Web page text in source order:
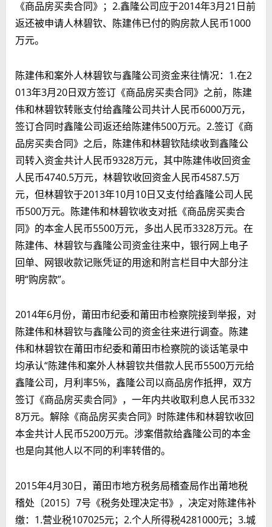
《商品房买卖合同》；2.鑫隆公司应于2014年3月21日前
返还被申请人林碧钦、陈建伟已付的购房款人民币1000
万元。
陈建伟和案外人林碧钦与鑫隆公司资金来往情况：1.在2
013年3月20日双方签订《商品房买卖合同》之前，陈建
伟和林碧钦转账支付给鑫隆公司共计人民币6000万元，
签订合同时鑫隆公司返还给陈建伟500万元。2.签订《商
品房买卖合同》之后，陈建伟和林碧钦陆续收到鑫隆公
司转入资金共计人民币9328万元，其中陈建伟收回资金
人民币4740.5万元，林碧钦收回资金人民币4587.5万
元，但林碧钦于2013年10月10日又支付给鑫隆公司人民
币500万元。陈建伟和林碧钦收支对抵《商品房买卖合
同》的本金人民币5500万元，多出人民币3328万元。在
陈建伟、林碧钦与鑫隆公司资金往来中，银行网上电子
回单、网银收款记账凭证的用途和附言栏目中大部分注
明“购房款”。
2014年6月份，莆田市纪委和莆田市检察院接到举报，对
陈建伟和林碧钦与鑫隆公司的资金往来进行调查。陈建
伟和林碧钦在莆田市纪委和莆田市检察院的谈话笔录中
均承认“陈建伟和案外人林碧钦共借款人民币5500万元给
鑫隆公司，月利率5%，鑫隆公司以商品房作抵押，双方
签订《商品房买卖合同》，一年内共收取利息人民币332
8万元。解除《商品房买卖合同》时陈建伟和林碧钦收回
本金共计人民币5200万元。涉案借款给鑫隆公司的本金
也是向其他人以不同的利率转借的。
2015年4月30日，莆田市地方税务局稽查局作出莆地税
稽处〔2015〕7号《税务处理决定书》，决定对陈建伟补
缴：1.营业税107025元；2.个人所得税4281000元；3.城